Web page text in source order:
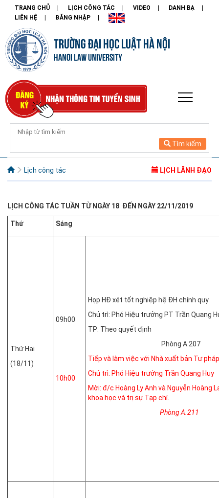
TRANG CHỦ LỊCH CÔNG TÁC VIDEO
DANH BẠ
LIÊN HỆ
ĐĂNG NHẬP
TRƯỜNG ĐẠI HỌC LUẬT HÀ NỘI
HANOI LAW UNIVERSITY
Tìm kiếm
Lịch công tác LỊCH LÃNH ĐẠO
LỊCH CÔNG TÁC TUẦN TỪ NGÀY 18 ĐẾN NGÀY 22/11/2019
Thứ Sáng
Thứ Hai
(18/11)
09h00
10h00
Họp HĐ xét tốt nghiệp hệ ĐH chính quy
Chủ trì: Phó Hiệu trưởng PT Trần Quang
TP: Theo quyết định
Phòng A.207
Tiếp và làm việc với Nhà xuất bản Tư
Chủ trì: Phó Hiệu trưởng Trần Quang Huy
Mời: đ/c Hoàng Ly Anh và Nguyễn Hoàng
khoa học và trị sự Tạp chí.
Phòng A.211